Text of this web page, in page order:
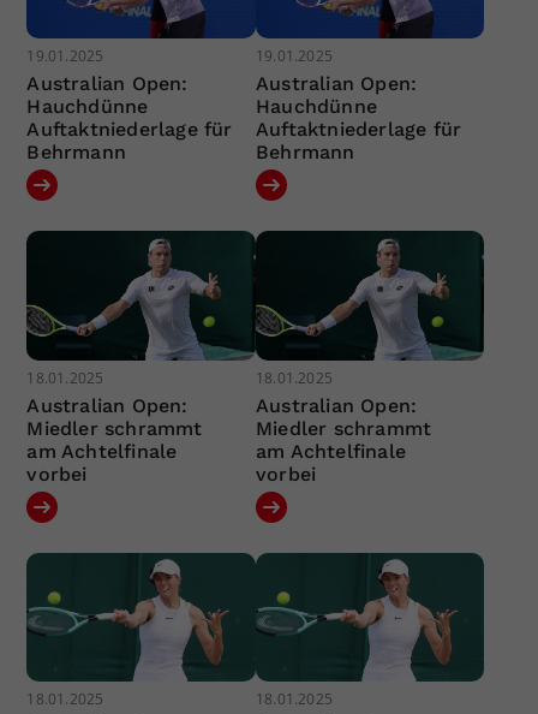
19.01.2025
Australian Open:
Hauchdünne
Auftaktniederlage für
Behrmann
19.01.2025
Australian Open:
Hauchdünne
Auftaktniederlage für
Behrmann
18.01.2025
Australian Open:
Miedler schrammt
am Achtelfinale
vorbei
18.01.2025
Australian Open:
Miedler schrammt
am Achtelfinale
vorbei
18.01.2025 18.01.2025